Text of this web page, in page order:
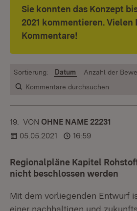
Sie konnten das Konzept
2021 kommentieren. Vielen
Kommentare!
Kommentare durchsuchen
Sortierung: Datum Anzahl der
19. KOMMENTAR
VON :OHNE NAME 22231
05.05.2021
16:59
Regionalpläne Kapitel
nicht beschlossen werden
Mit dem vorliegenden Entwurf
einer nachhaltigen und